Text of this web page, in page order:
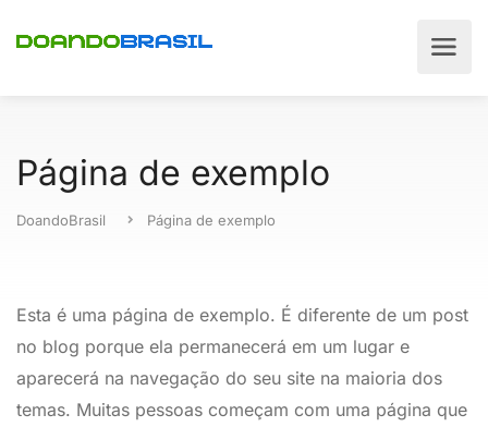
Página de exemplo
DoandoBrasil Página de exemplo
Esta é uma página de exemplo. É diferente de um post
no blog porque ela permanecerá em um lugar e
aparecerá na navegação do seu site na maioria dos
temas. Muitas pessoas começam com uma página que